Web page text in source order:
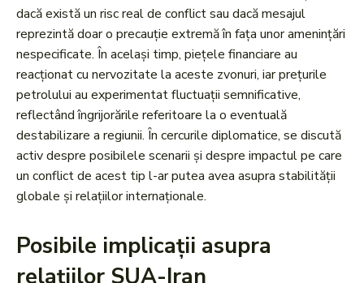
dacă există un risc real de conflict sau dacă mesajul
reprezintă doar o precauție extremă în fața unor amenințări
nespecificate. În același timp, piețele financiare au
reacționat cu nervozitate la aceste zvonuri, iar prețurile
petrolului au experimentat fluctuații semnificative,
reflectând îngrijorările referitoare la o eventuală
destabilizare a regiunii. În cercurile diplomatice, se discută
activ despre posibilele scenarii și despre impactul pe care
un conflict de acest tip l-ar putea avea asupra stabilității
globale și relațiilor internaționale.
Posibile implicații asupra